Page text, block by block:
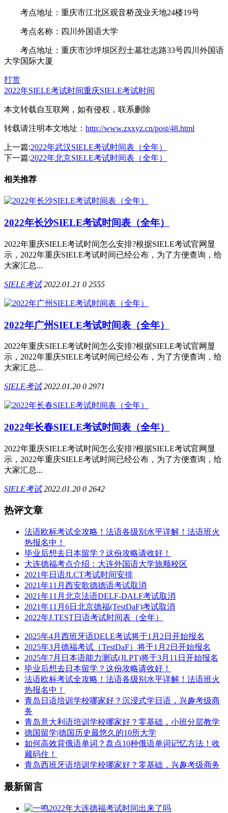
考点地址：重庆市江北区观音桥茂业天地24楼19号
考点名称：四川外国语大学
考点地址：重庆市沙坪坝区烈士墓壮志路33号四川外国语
大学国际大厦
打赏
2022年SIELE考试时间重庆SIELE考试时间
本文转载自互联网，如有侵权，联系删除
转载请注明本文地址： http://www.zxxyz.cn/post/48.html
上一篇:2022年武汉SIELE考试时间表（全年）
下一篇:2022年北京SIELE考试时间表（全年）
相关推荐
2022年长沙SIELE考试时间表（全年）
2022年重庆SIELE考试时间怎么安排?根据SIELE考试官网显
示，2022年重庆SIELE考试时间已经公布，为了方便查询，给
大家汇总...
SIELE考试 2022.01.21 0 2555
2022年广州SIELE考试时间表（全年）
2022年重庆SIELE考试时间怎么安排?根据SIELE考试官网显
示，2022年重庆SIELE考试时间已经公布，为了方便查询，给
大家汇总...
SIELE考试 2022.01.20 0 2971
2022年长春SIELE考试时间表（全年）
2022年重庆SIELE考试时间怎么安排?根据SIELE考试官网显
示，2022年重庆SIELE考试时间已经公布，为了方便查询，给
大家汇总...
SIELE考试 2022.01.20 0 2642
热评文章
法语欧标考试全攻略！法语各级别水平详解！法语班火
热报名中！
毕业后想去日本留学？这份攻略请收好！
大连德福考点介绍：大连外国语大学旅顺校区
2021年日语JLCT考试时间安排
2021年11月西安歌德德语考试取消
2021年11月北京法语DELF-DALF考试取消
2021年11月6日北京德福(TestDaF)考试取消
2022年J.TEST日语考试时间表（全年）
2025年4月西班牙语DELE考试将于1月2日开始报名
2025年3月德福考试（TestDaF）将于1月2日开始报名
2025年7月日本语能力测试(JLPT)将于3月11日开始报名
毕业后想去日本留学？这份攻略请收好！
法语欧标考试全攻略！法语各级别水平详解！法语班火
热报名中！
青岛日语培训学校哪家好？沉浸式学日语，兴趣考级商
务
青岛意大利语培训学校哪家好？零基础，小班分层教学
德国留学|德国历史最悠久的10所大学
如何高效背俄语单词？盘点10种俄语单词记忆方法！收
藏码住！
青岛西班牙语培训学校哪家好？零基础，兴趣考级商务
最新留言
2022年大连德福考试时间出来了吗